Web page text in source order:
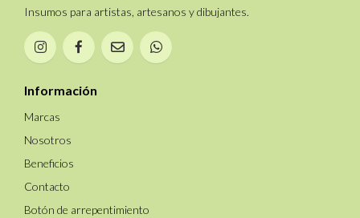
Insumos para artistas, artesanos y dibujantes.
Información
Marcas
Nosotros
Beneficios
Contacto
Botón de arrepentimiento